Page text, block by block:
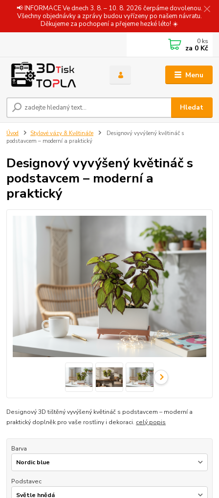
📢 INFORMACE Ve dnech 3. 8. – 10. 8. 2026 čerpáme dovolenou.
Všechny objednávky a zprávy budou vyřízeny po našem návratu.
Děkujeme za pochopení a přejeme hezké léto! ☀️
Menu
Hledat
0 ks
za 0 Kč
Úvod Stylové vázy & Květináče
Designový vyvýšený květináč s
podstavcem – moderní a praktický
Designový vyvýšený květináč s
podstavcem – moderní a
praktický
Designový 3D tištěný vyvýšený květináč s podstavcem – moderní a
praktický doplněk pro vaše rostliny i dekoraci. celý popis
Barva
Podstavec